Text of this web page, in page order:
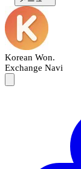
Korean Won.
Exchange Navi